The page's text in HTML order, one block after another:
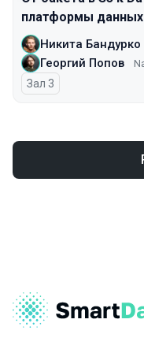
платформы данных
Никита Бандурко
Георгий Попов
Зал 3